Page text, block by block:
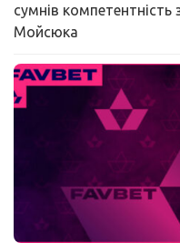
сумнів компетентність
Мойсюка